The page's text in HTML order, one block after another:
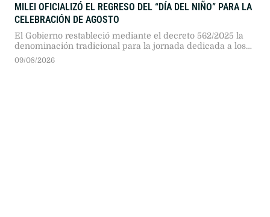
MILEI OFICIALIZÓ EL REGRESO DEL “DÍA DEL NIÑO” PARA LA
CELEBRACIÓN DE AGOSTO
El Gobierno restableció mediante el decreto 562/2025 la
denominación tradicional para la jornada dedicada a los
más chicos, que se celebra cada año durante el tercer
09/08/2026